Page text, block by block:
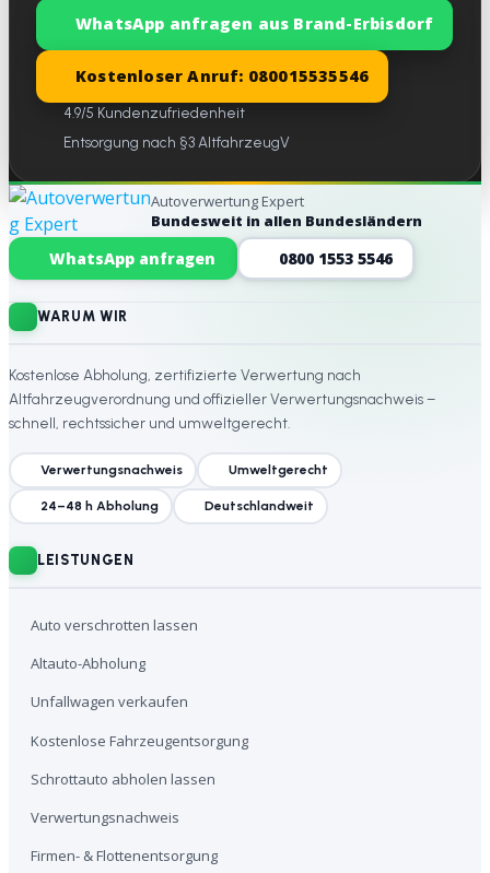
WhatsApp anfragen aus Brand-Erbisdorf
Kostenloser Anruf: 080015535546
4.9/5 Kundenzufriedenheit
Entsorgung nach §3 AltfahrzeugV
Website-Footer
Autoverwertung Expert
Bundesweit in allen Bundesländern
WhatsApp anfragen 0800 1553 5546
WARUM WIR
Kostenlose Abholung, zertifizierte Verwertung nach
Altfahrzeugverordnung und offizieller Verwertungsnachweis –
schnell, rechtssicher und umweltgerecht.
Verwertungsnachweis Umweltgerecht
24–48 h Abholung Deutschlandweit
LEISTUNGEN
Auto verschrotten lassen
Altauto-Abholung
Unfallwagen verkaufen
Kostenlose Fahrzeugentsorgung
Schrottauto abholen lassen
Verwertungsnachweis
Firmen- & Flottenentsorgung